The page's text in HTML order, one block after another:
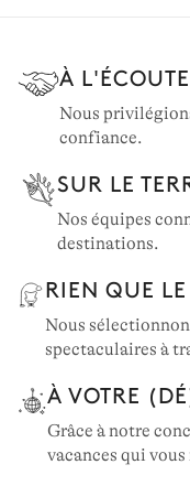
À
Nous
confiance.
SUR LE
Nos équipes
destinations.
RIEN QUE
Nous
spectaculaires à
À VOTRE
Grâce à notre
vacances qui